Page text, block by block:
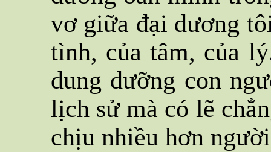
vơ giữa đại dương
tình, của tâm, của
dung dưỡng con
lịch sử mà có lẽ
chịu nhiều hơn